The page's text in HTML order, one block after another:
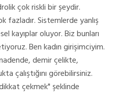
çok riskli bir şeydir.
fazladır. Sistemlerde yanlış
kayıplar oluyor. Biz bunları
Ben kadın girişimciyim.
demir çelikte,
çalıştığını görebilirsiniz.
çekmek" şeklinde